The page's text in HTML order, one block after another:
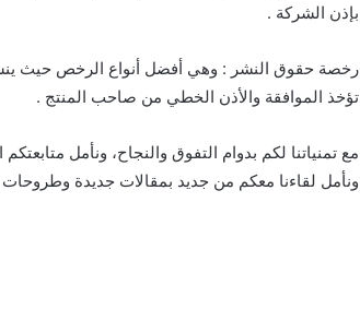
بإذن الشركة .
رخصة حقوق النشر : وهي أفضل أنواع الرخص حيث
تؤخذ الموافقة والأذن الخطي من صاحب المنتج .
مع تمنياتنا لكم بدوام التفوق والنجاح، ونأمل
ونأمل لقاءنا معكم من جديد بمقالات جديدة